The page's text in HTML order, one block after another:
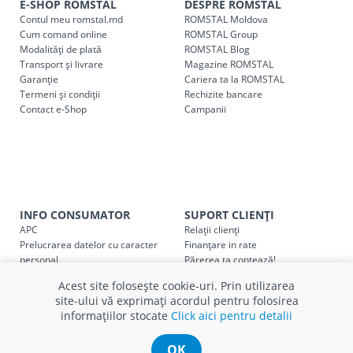
indiferent de sumă, pot fi ridicate GRATUIT, săptămânal, din
cel mai apropiat magazin ROMSTAL.
Pentru livrarea la adresa indicată de client, sunt în vigoare
următoarele tarife:
Cod Denumire serviciu TRANSPORT
SER08410
Taxa transportChișinau , pentru
(comanda online, comanda
Taxa transportsuburbiipentru
* Toate prețurile includ TVA
E-SHOP ROMSTAL
Contul meu romstal.md
Cum comand online
Modalități de plată
Transport și livrare
Garanție
Termeni și condiții
Contact e-Shop
DESPRE ROMSTAL
ROMSTAL Moldova
ROMSTAL Group
ROMSTAL Blog
Magazine ROMSTAL
Cariera ta la ROMSTAL
Rechizite bancare
Campanii
INFO CONSUMATOR
APC
Prelucrarea datelor cu caracter
personal
Certificat Cadou
SUPORT CLIENȚI
Relații clienți
Finanțare in rate
Părerea ta contează!
Intrebări frecvente
Service
Service ECOSOFT
Contact
Acest site folosește cookie-uri. Prin utilizarea
site-ului vă exprimați acordul pentru folosirea
informațiilor stocate Click aici pentru detalii